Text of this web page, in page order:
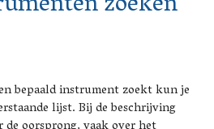
bepaald instrument zoekt kun je
lijst. Bij de beschrijving